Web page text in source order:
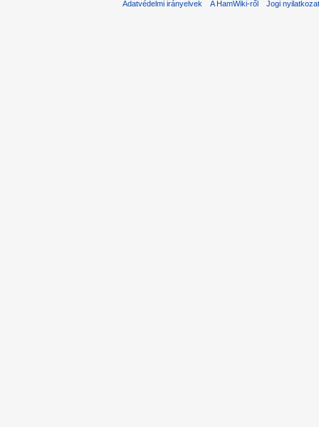
Adatvédelmi irányelvek A HamWiki-ről Jogi